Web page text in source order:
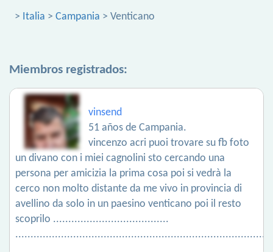
> Italia > Campania > Venticano
Miembros registrados:
vinsend
51 años de Campania.
vincenzo acri puoi trovare su fb foto
un divano con i miei cagnolini sto cercando una
persona per amicizia la prima cosa poi si vedrà la
cerco non molto distante da me vivo in provincia di
avellino da solo in un paesino venticano poi il resto
scoprilo ......................................